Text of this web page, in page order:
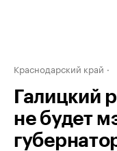
Краснодарский край
Галицкий
не будет